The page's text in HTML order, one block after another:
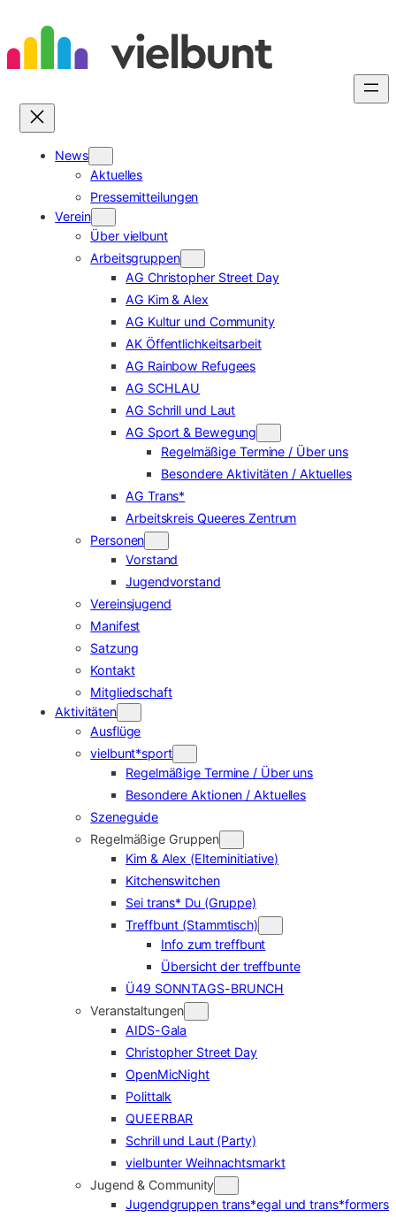
Inhalt
springen
News
Aktuelles
Pressemitteilungen
Verein
Über vielbunt
Arbeitsgruppen
AG Christopher Street Day
AG Kim & Alex
AG Kultur und Community
AK Öffentlichkeitsarbeit
AG Rainbow Refugees
AG SCHLAU
AG Schrill und Laut
AG Sport & Bewegung
Regelmäßige Termine / Über uns
Besondere Aktivitäten / Aktuelles
AG Trans*
Arbeitskreis Queeres Zentrum
Personen
Vorstand
Jugendvorstand
Vereinsjugend
Manifest
Satzung
Kontakt
Mitgliedschaft
Aktivitäten
Ausflüge
vielbunt*sport
Regelmäßige Termine / Über uns
Besondere Aktionen / Aktuelles
Szeneguide
Regelmäßige Gruppen
Kim & Alex (Elterninitiative)
Kitchenswitchen
Sei trans* Du (Gruppe)
Treffbunt (Stammtisch)
Info zum treffbunt
Übersicht der treffbunte
Ü49 SONNTAGS-BRUNCH
Veranstaltungen
AIDS-Gala
Christopher Street Day
OpenMicNight
Polittalk
QUEERBAR
Schrill und Laut (Party)
vielbunter Weihnachtsmarkt
Jugend & Community
Jugendgruppen trans*egal und trans*formers